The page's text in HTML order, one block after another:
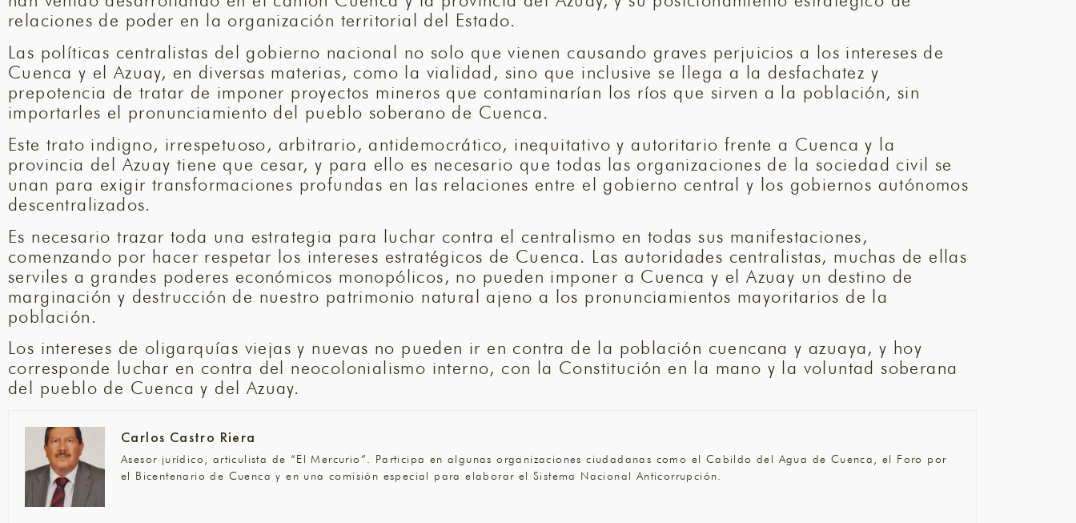
relaciones de poder en la organización territorial del Estado.
Las políticas centralistas del gobierno nacional no solo que vienen causando graves perjuicios a los intereses de
Cuenca y el Azuay, en diversas materias, como la vialidad, sino que inclusive se llega a la desfachatez y
prepotencia de tratar de imponer proyectos mineros que contaminarían los ríos que sirven a la población, sin
importarles el pronunciamiento del pueblo soberano de Cuenca.
Este trato indigno, irrespetuoso, arbitrario, antidemocrático, inequitativo y autoritario frente a Cuenca y la
provincia del Azuay tiene que cesar, y para ello es necesario que todas las organizaciones de la sociedad civil se
unan para exigir transformaciones profundas en las relaciones entre el gobierno central y los gobiernos autónomos
descentralizados.
Es necesario trazar toda una estrategia para luchar contra el centralismo en todas sus manifestaciones,
comenzando por hacer respetar los intereses estratégicos de Cuenca. Las autoridades centralistas, muchas de ellas
serviles a grandes poderes económicos monopólicos, no pueden imponer a Cuenca y el Azuay un destino de
marginación y destrucción de nuestro patrimonio natural ajeno a los pronunciamientos mayoritarios de la
población.
Los intereses de oligarquías viejas y nuevas no pueden ir en contra de la población cuencana y azuaya, y hoy
corresponde luchar en contra del neocolonialismo interno, con la Constitución en la mano y la voluntad soberana
del pueblo de Cuenca y del Azuay.
Carlos Castro Riera
Asesor jurídico, articulista de “El Mercurio”. Participa en algunas organizaciones ciudadanas como el Cabildo del Agua de Cuenca, el Foro por
el Bicentenario de Cuenca y en una comisión especial para elaborar el Sistema Nacional Anticorrupción.